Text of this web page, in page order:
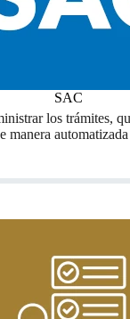
SAC
los trámites,
manera